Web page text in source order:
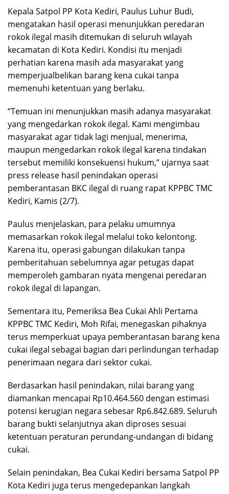
Kepala Satpol PP Kota Kediri, Paulus Luhur Budi,
mengatakan hasil operasi menunjukkan peredaran
rokok ilegal masih ditemukan di seluruh wilayah
kecamatan di Kota Kediri. Kondisi itu menjadi
perhatian karena masih ada masyarakat yang
memperjualbelikan barang kena cukai tanpa
memenuhi ketentuan yang berlaku.
“Temuan ini menunjukkan masih adanya masyarakat
yang mengedarkan rokok ilegal. Kami mengimbau
masyarakat agar tidak lagi menjual, menerima,
maupun mengedarkan rokok ilegal karena tindakan
tersebut memiliki konsekuensi hukum,” ujarnya saat
press release hasil penindakan operasi
pemberantasan BKC ilegal di ruang rapat KPPBC TMC
Kediri, Kamis (2/7).
Paulus menjelaskan, para pelaku umumnya
memasarkan rokok ilegal melalui toko kelontong.
Karena itu, operasi gabungan dilakukan tanpa
pemberitahuan sebelumnya agar petugas dapat
memperoleh gambaran nyata mengenai peredaran
rokok ilegal di lapangan.
Sementara itu, Pemeriksa Bea Cukai Ahli Pertama
KPPBC TMC Kediri, Moh Rifai, menegaskan pihaknya
terus memperkuat upaya pemberantasan barang kena
cukai ilegal sebagai bagian dari perlindungan terhadap
penerimaan negara dari sektor cukai.
Berdasarkan hasil penindakan, nilai barang yang
diamankan mencapai Rp10.464.560 dengan estimasi
potensi kerugian negara sebesar Rp6.842.689. Seluruh
barang bukti selanjutnya akan diproses sesuai
ketentuan peraturan perundang-undangan di bidang
cukai.
Selain penindakan, Bea Cukai Kediri bersama Satpol PP
Kota Kediri juga terus mengedepankan langkah